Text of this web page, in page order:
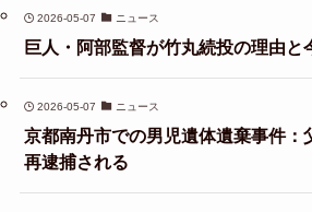
2026-05-07 ニュース
巨人・阿部監督が竹丸続投の理由と
2026-05-07 ニュース
京都南丹市での男児遺体遺棄事件：
再逮捕される